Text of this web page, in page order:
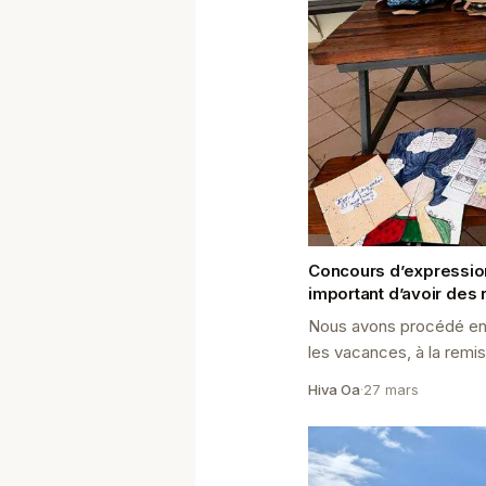
Concours
important d’avoir des
Nous avons procédé
les vacances, à la
Hiva Oa·27 mars